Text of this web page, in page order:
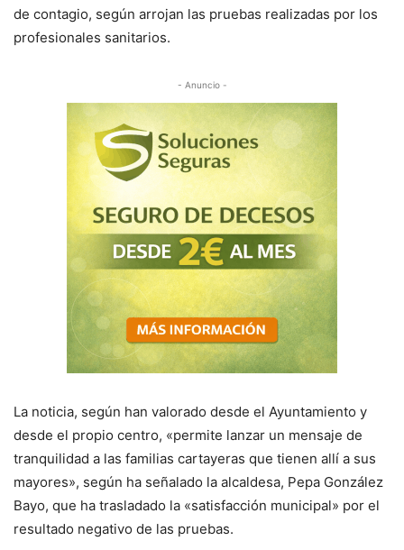
de contagio, según arrojan las pruebas realizadas por los
profesionales sanitarios.
- Anuncio -
La noticia, según han valorado desde el Ayuntamiento y
desde el propio centro, «permite lanzar un mensaje de
tranquilidad a las familias cartayeras que tienen allí a sus
mayores», según ha señalado la alcaldesa, Pepa González
Bayo, que ha trasladado la «satisfacción municipal» por el
resultado negativo de las pruebas.